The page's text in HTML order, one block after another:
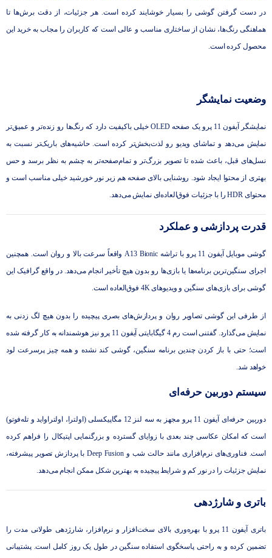
در دست گرفتن گوشی را بسیار خوشایند کرده است. هر جزئیات، از دقت برش‌ها تا
هماهنگی رنگ‌ها، نشان از ساختاری مناسب و عالی است که کاربران را مجاب به خرید این
محصول کرده است.
وضعیت نمایشگر
نمایشگر آیفون 11 پرو یک صفحه OLED خیلی باکیفیت دارد که رنگ‌ها رو زنده‌تر و عمیق‌تر
نمایش می‌دهد و تماشای ویدیو رو لذت‌بخش‌تر کرده است. حاشیه‌های باریک‌تر نسبت به
نسل‌های قبل، باعث شده تا تصویر بزرگ‌تر و تمام‌صفحه‌تر به چشم به نظر برسد و حس
بهتری از محتوا ایجاد شود. روشنایی بالای صفحه هم زیر نور خورشید خیلی مناسب است و
محتوای HDR را با جزئیات فوق‌العاده‌ای نمایش می‌دهد.
قدرت پردازشی و عملکرد
گوشی موبایل آیفون 11 پرو با تراشه‌ A13 Bionic واقعاً سرعت ‌بالا و روان است. همچنین
اجرای سنگین‌ترین برنامه‌ها یا بازی‌ها رو بدون هیچ تأخیر انجام می‌دهد. در واقع گرافیک این
گوشی برای بازی‌های سنگین و ویدیوهای 4K فوق‌العاده است.
از طرفی این گوشی تصاویر روان و پردازش‌های بصری پیچیده را بدون هیچ لگ زدنی به
نمایش می‌گذارد. گفتنی است رم 4 گیگابایتی آیفون 11 پرو نیز هوشمندانه به کار گرفته شده
است؛ حتی با باز کردن چندین برنامه سنگین، گوشی کند نشده و همه ‌چیز پرسرعت لود
خواهد شد.
سیستم دوربین حرفه‌ای
دوربین حرفه‌ای آیفون 11 پرو مجهز به سه لنز 12 مگاپیکسلی (اولترا، اولتراواید و تله‌فوتو)
است که امکان عکاسی چند بعدی با زوایای گسترده و بزرگنمایی اپتیکال را فراهم کرده
است. فناوری‌های نرم‌افزاری مانند حالت شب و Deep Fusion با پردازش تصویر پیشرفته،
نمایش جزئیات را در نور کم و شرایط پیچیده به بهترین شکل ممکن انجام می‌دهد.
باتری و شارژدهی
باتری آیفون 11 پرو با بهره‌وری بالای سخت‌افزار و نرم‌افزار، شارژدهی طولانی ‌مدت را
تضمین کرده و به راحتی پاسخگوی استفاده‌ سنگین در طول یک روز کامل است. پشتیبانی